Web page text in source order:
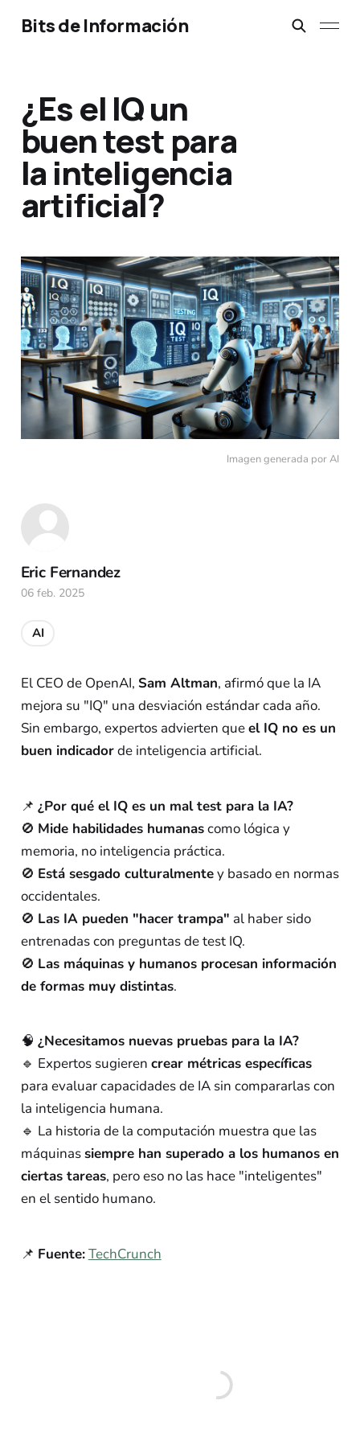
Bits de Información
¿Es el IQ un
buen test para
la inteligencia
artificial?
Imagen generada por AI
El CEO de OpenAI, Sam Altman, afirmó que la IA
mejora su "IQ" una desviación estándar cada año.
Sin embargo, expertos advierten queel IQ no es un
buen indicadorde inteligencia artificial.
📌 ¿Por qué el IQ es un mal test para la IA?
🚫 Mide habilidades humanascomo lógica y
memoria, no inteligencia práctica.
🚫 Está sesgado culturalmentey basado en normas
occidentales.
🚫 Las IA pueden "hacer trampa" al haber sido
entrenadas con preguntas de test IQ.
🚫 Las máquinas y humanos procesan información
de formas muy distintas.
🧠 ¿Necesitamos nuevas pruebas para la IA?
🔹 Expertos sugieren crear métricas específicas
para evaluar capacidades de IA sin compararlas con
la inteligencia humana.
🔹 La historia de la computación muestra que las
máquinassiempre han superado a los humanos en
ciertas tareas, pero eso no las hace "inteligentes"
en el sentido humano.
📌 Fuente:TechCrunch
Eric Fernandez
06 feb. 2025
AI